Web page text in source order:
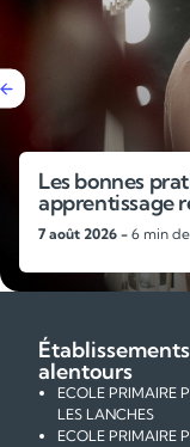
Pourquoi faire
rentrée ?
4 août 2026 - 6 min
alentours
ECOLE PRIMAIRE
LES LANCHES
ECOLE PRIMAIRE